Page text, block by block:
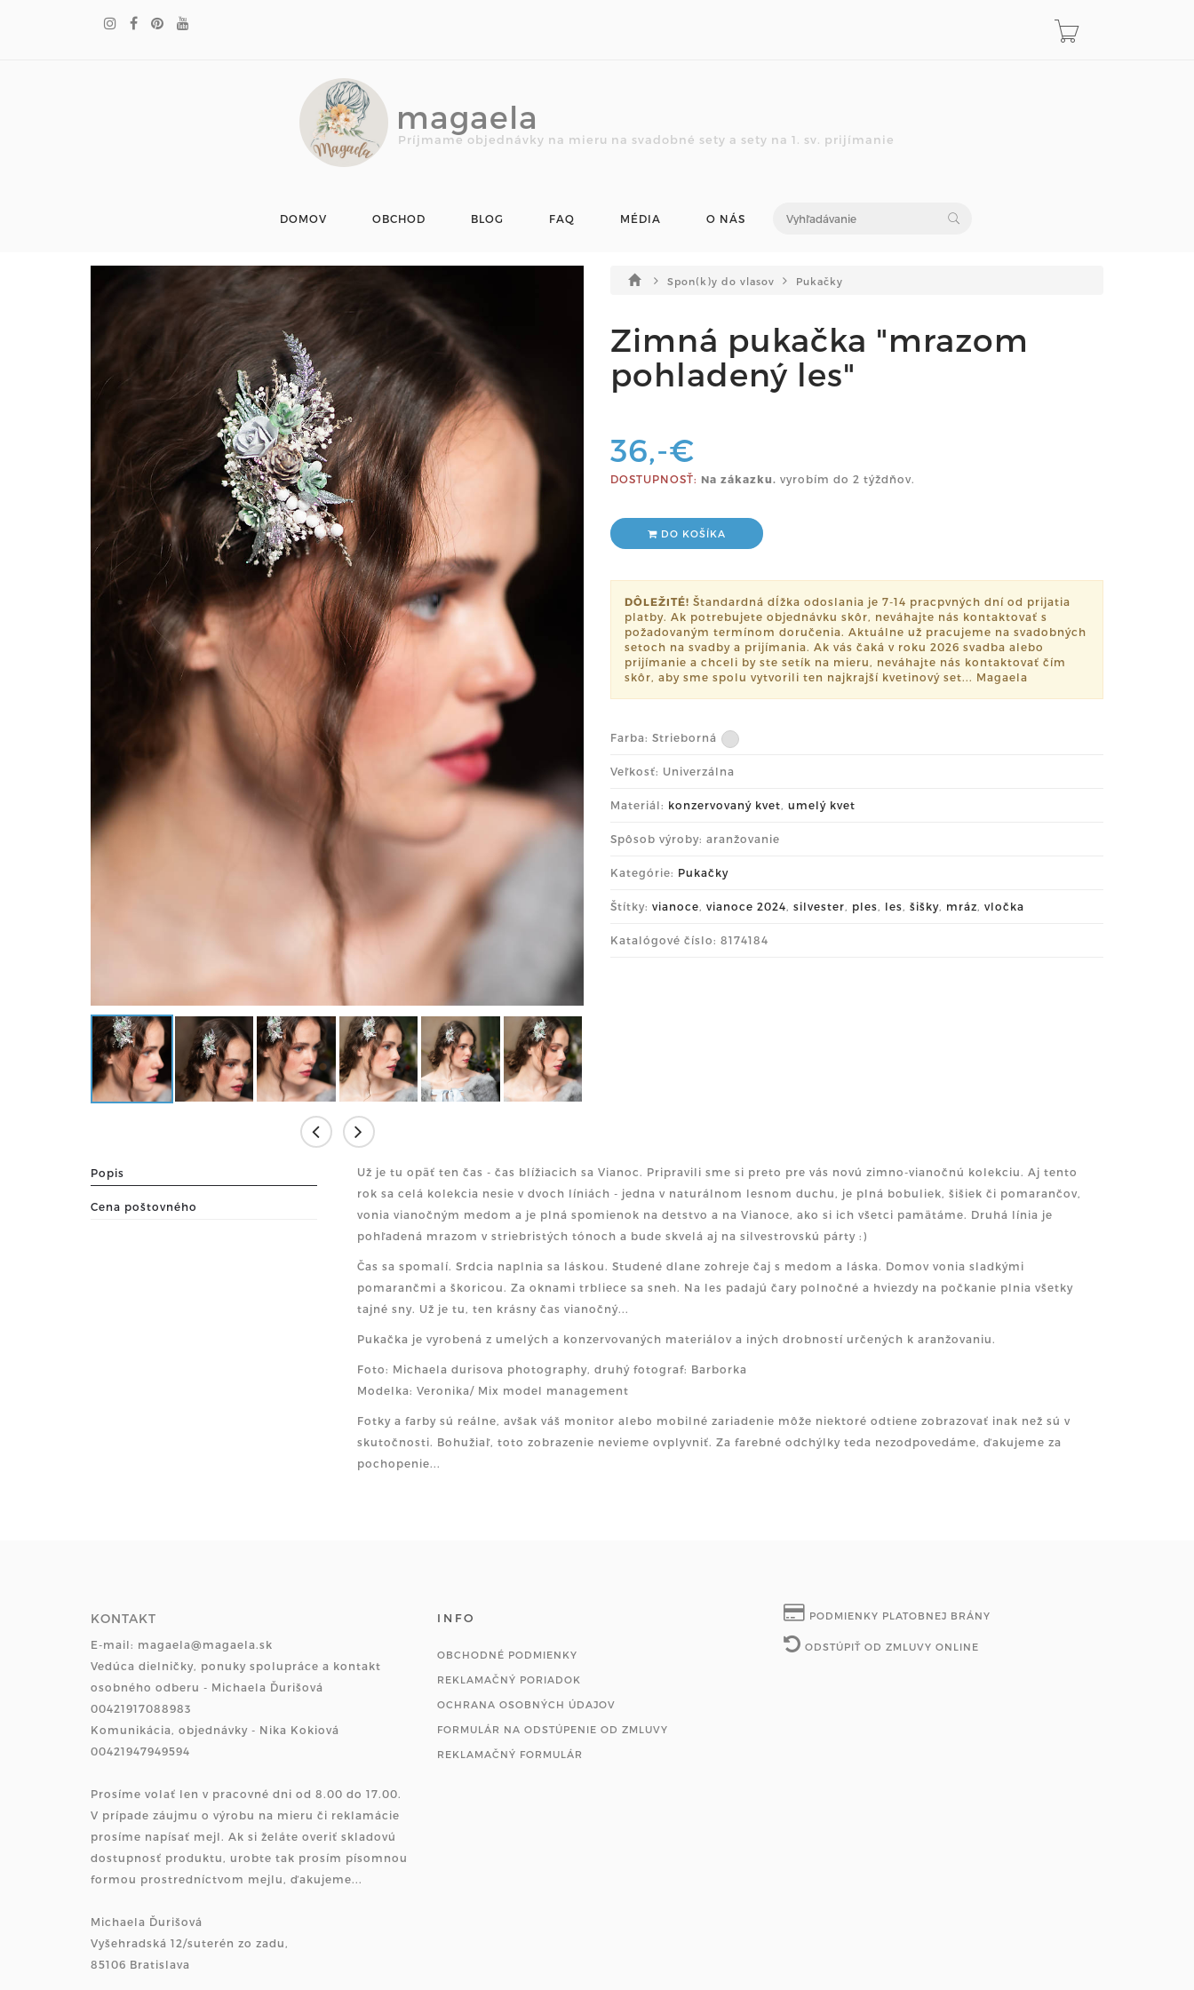
magaela
Príjmame objednávky na mieru na svadobné sety a sety na 1. sv. prijímanie
DOMOV OBCHOD BLOG FAQ MÉDIA O NÁS
Spon(k)y do vlasov Pukačky
Zimná pukačka "mrazom
pohladený les"
36,-€
DOSTUPNOSŤ: Na zákazku. vyrobím do 2 týždňov.
DO KOŠÍKA
DÔLEŽITÉ! Štandardná dĺžka odoslania je 7-14 pracpvných dní od prijatia
platby. Ak potrebujete objednávku skôr, neváhajte nás kontaktovať s
požadovaným termínom doručenia. Aktuálne už pracujeme na svadobných
setoch na svadby a prijímania. Ak vás čaká v roku 2026 svadba alebo
prijímanie a chceli by ste setík na mieru, neváhajte nás kontaktovať čím
skôr, aby sme spolu vytvorili ten najkrajší kvetinový set... Magaela
Farba: Strieborná
Veľkosť: Univerzálna
Materiál: konzervovaný kvet, umelý kvet
Spôsob výroby: aranžovanie
Kategórie: Pukačky
Štítky: vianoce, vianoce 2024, silvester, ples, les, šišky, mráz, vločka
Katalógové číslo: 8174184
Popis
Cena poštovného
Už je tu opäť ten čas - čas blížiacich sa Vianoc. Pripravili sme si preto pre vás novú zimno-vianočnú kolekciu. Aj tento
rok sa celá kolekcia nesie v dvoch líniách - jedna v naturálnom lesnom duchu, je plná bobuliek, šišiek či pomarančov,
vonia vianočným medom a je plná spomienok na detstvo a na Vianoce, ako si ich všetci pamätáme. Druhá línia je
pohľadená mrazom v striebristých tónoch a bude skvelá aj na silvestrovskú párty :)
Čas sa spomalí. Srdcia naplnia sa láskou. Studené dlane zohreje čaj s medom a láska. Domov vonia sladkými
pomarančmi a škoricou. Za oknami trbliece sa sneh. Na les padajú čary polnočné a hviezdy na počkanie plnia všetky
tajné sny. Už je tu, ten krásny čas vianočný...
Pukačka je vyrobená z umelých a konzervovaných materiálov a iných drobností určených k aranžovaniu.
Foto: Michaela durisova photography, druhý fotograf: Barborka
Modelka: Veronika/ Mix model management
Fotky a farby sú reálne, avšak váš monitor alebo mobilné zariadenie môže niektoré odtiene zobrazovať inak než sú v
skutočnosti. Bohužiaľ, toto zobrazenie nevieme ovplyvniť. Za farebné odchýlky teda nezodpovedáme, ďakujeme za
pochopenie...
KONTAKT
E-mail: magaela@magaela.sk
Vedúca dielničky, ponuky spolupráce a kontakt
osobného odberu - Michaela Ďurišová
00421917088983
Komunikácia, objednávky - Nika Kokiová
00421947949594
Prosíme volať len v pracovné dni od 8.00 do 17.00.
V prípade záujmu o výrobu na mieru či reklamácie
prosíme napísať mejl. Ak si želáte overiť skladovú
dostupnosť produktu, urobte tak prosím písomnou
formou prostredníctvom mejlu, ďakujeme...
Michaela Ďurišová
Vyšehradská 12/suterén zo zadu,
85106 Bratislava
INFO
OBCHODNÉ PODMIENKY
REKLAMAČNÝ PORIADOK
OCHRANA OSOBNÝCH ÚDAJOV
FORMULÁR NA ODSTÚPENIE OD ZMLUVY
REKLAMAČNÝ FORMULÁR
PODMIENKY PLATOBNEJ BRÁNY
ODSTÚPIŤ OD ZMLUVY ONLINE